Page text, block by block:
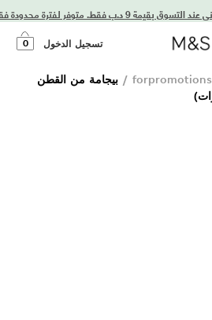
تسجيل الدخول 0
forpromotions
/ بيجامة من القطن